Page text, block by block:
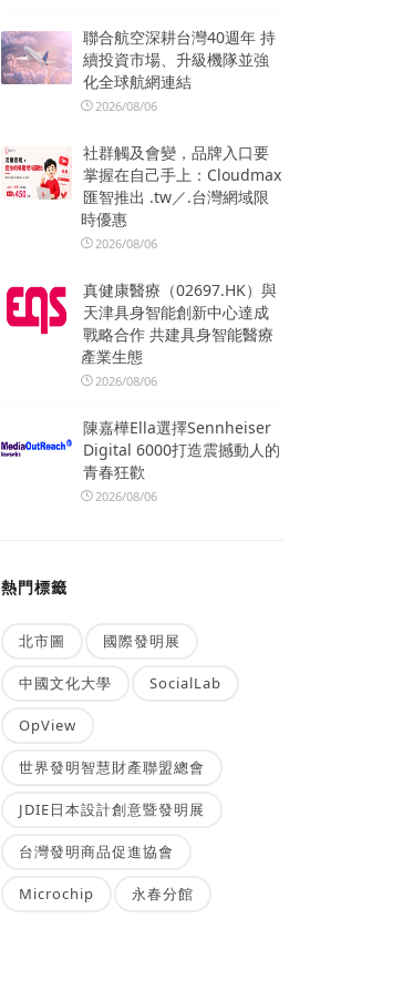
聯合航空深耕台灣40週年 持
續投資市場、升級機隊並強
化全球航網連結
2026/08/06
社群觸及會變，品牌入口要
掌握在自己手上：Cloudmax
匯智推出 .tw／.台灣網域限
時優惠
2026/08/06
真健康醫療（02697.HK）與
天津具身智能創新中心達成
戰略合作 共建具身智能醫療
產業生態
2026/08/06
陳嘉樺Ella選擇Sennheiser
Digital 6000打造震撼動人的
青春狂歡
2026/08/06
熱門標籤
北市圖 國際發明展
中國文化大學 SocialLab
OpView
世界發明智慧財產聯盟總會
JDIE日本設計創意暨發明展
台灣發明商品促進協會
Microchip 永春分館